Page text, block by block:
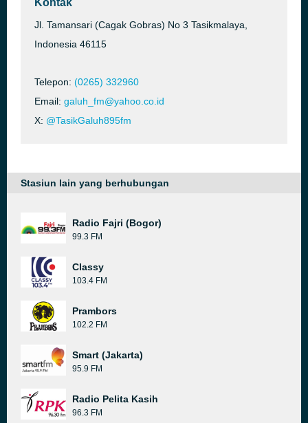
Kontak
Jl. Tamansari (Cagak Gobras) No 3 Tasikmalaya,
Indonesia 46115
Telepon: (0265) 332960
Email: galuh_fm@yahoo.co.id
X: @TasikGaluh895fm
Stasiun lain yang berhubungan
Radio Fajri (Bogor)
99.3 FM
Classy
103.4 FM
Prambors
102.2 FM
Smart (Jakarta)
95.9 FM
Radio Pelita Kasih
96.3 FM